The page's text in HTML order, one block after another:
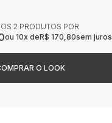
OS 2 PRODUTOS
10x R$ 170,80sem juros